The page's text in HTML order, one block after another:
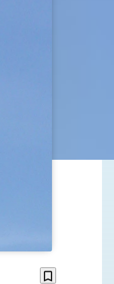
bookmark_border